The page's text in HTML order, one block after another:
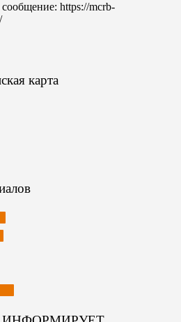
сообщение: https://mcrb-
карта